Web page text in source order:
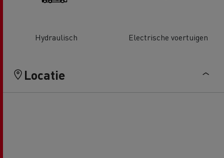
Hydraulisch Electrische voertuigen
Locatie